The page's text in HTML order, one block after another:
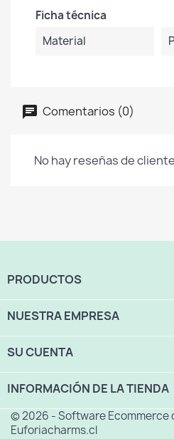
Ficha técnica
Material
Comentarios (0)
No hay reseñas de
PRODUCTOS
NUESTRA EMPRESA
SU CUENTA
INFORMACIÓN DE LA TIENDA
© 2026 - Software Ecommerce
Euforiacharms.cl